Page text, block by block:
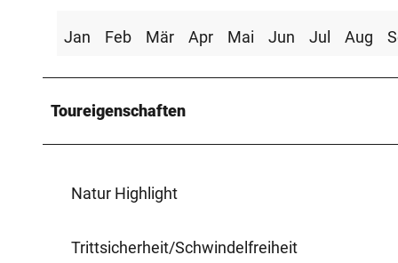
Jan Feb Mär Apr Mai Jun Jul Aug
Toureigenschaften
Natur Highlight
Trittsicherheit/Schwindelfreiheit